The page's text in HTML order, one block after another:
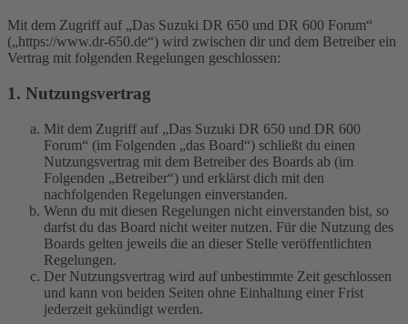
Mit dem Zugriff auf „Das Suzuki DR 650 und DR 600 Forum“
(„https://www.dr-650.de“) wird zwischen dir und dem Betreiber ein
Vertrag mit folgenden Regelungen geschlossen:
1. Nutzungsvertrag
Mit dem Zugriff auf „Das Suzuki DR 650 und DR 600
Forum“ (im Folgenden „das Board“) schließt du einen
Nutzungsvertrag mit dem Betreiber des Boards ab (im
Folgenden „Betreiber“) und erklärst dich mit den
nachfolgenden Regelungen einverstanden.
Wenn du mit diesen Regelungen nicht einverstanden bist, so
darfst du das Board nicht weiter nutzen. Für die Nutzung des
Boards gelten jeweils die an dieser Stelle veröffentlichten
Regelungen.
Der Nutzungsvertrag wird auf unbestimmte Zeit geschlossen
und kann von beiden Seiten ohne Einhaltung einer Frist
jederzeit gekündigt werden.